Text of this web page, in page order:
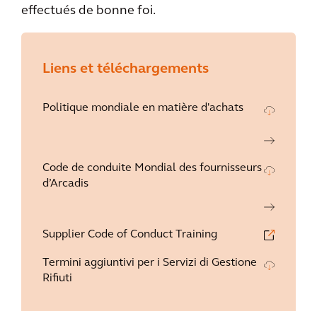
effectués de bonne foi.
Liens et téléchargements
Politique mondiale en matière d'achats
Code de conduite Mondial des fournisseurs
d’Arcadis
Supplier Code of Conduct Training
Termini aggiuntivi per i Servizi di Gestione
Rifiuti